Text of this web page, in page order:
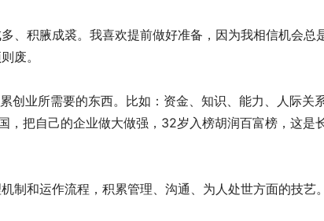
、积腋成裘。我喜欢提前做好准备，因为我相信机会总
废。
业所需要的东西。比如：资金、知识、能力、人际关系
把自己的企业做大做强，32岁入榜胡润百富榜，这是
制和运作流程，积累管理、沟通、为人处世方面的技艺。